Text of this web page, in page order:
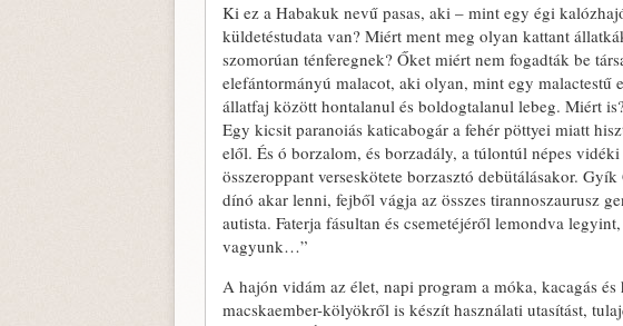
Ki ez a Habakuk nevű pasas, aki – mint egy égi
küldetéstudata van? Miért ment meg olyan kattant
szomorúan ténferegnek? Őket miért nem fogadták be
elefántormányú malacot, aki olyan, mint egy
állatfaj között hontalanul és boldogtalanul lebeg. Miért
Egy kicsit paranoiás katicabogár a fehér pöttyei miatt
elől. És ó borzalom, és borzadály, a túlontúl népes
összeroppant verseskötete borzasztó debütálásakor.
dínó akar lenni, fejből vágja az összes tirannoszaurusz
autista. Faterja fásultan és csemetéjéről lemondva
vagyunk…”
A hajón vidám az élet, napi program a móka, kacagás
macskaember-kölyökről is készít használati utasítást,